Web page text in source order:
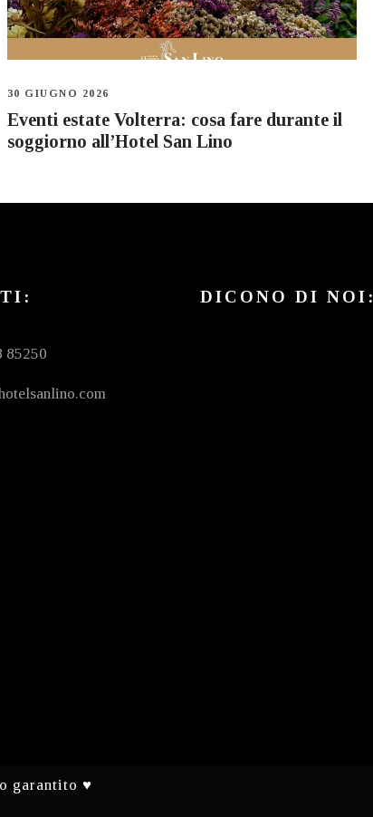
30 GIUGNO 2026
Eventi estate Volterra: cosa fare durante il
soggiorno all’Hotel San Lino
85250
DICONO DI NOI:
garantito ♥